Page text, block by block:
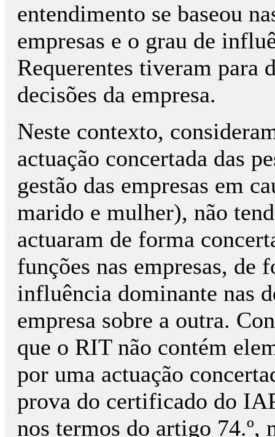
entendimento se baseou
empresas e o grau de
Requerentes tiveram para
decisões da empresa.
Neste contexto,
actuação concertada das
gestão das empresas em
marido e mulher), não
actuaram de forma
funções nas empresas, de
influência dominante nas
empresa sobre a outra.
que o RIT não contém
por uma actuação
prova do certificado do
nos termos do artigo 74.º,